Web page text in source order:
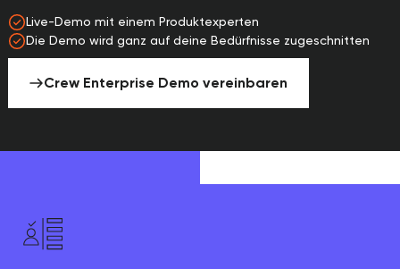
Live-Demo mit einem Produktexperten
Die Demo wird ganz auf deine Bedürfnisse zugeschnitten
Crew Enterprise Demo vereinbaren